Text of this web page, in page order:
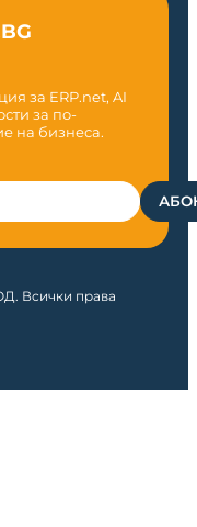
за ERP.net, AI
за по-
на бизнеса.
Всички права